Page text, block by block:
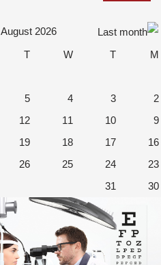
August 2026
M
T
W
T
2
3
4
5
9
10
11
12
16
17
18
19
23
24
25
26
30
31